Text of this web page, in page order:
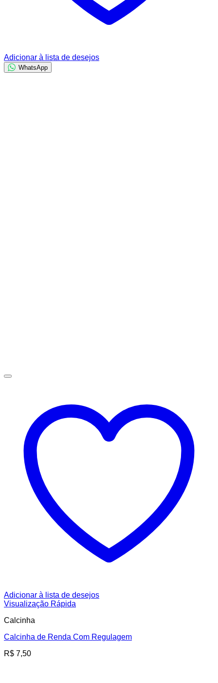
Adicionar à lista de desejos
WhatsApp
Adicionar à lista de desejos
Visualização Rápida
Calcinha
Calcinha de Renda Com Regulagem
R$ 7,50